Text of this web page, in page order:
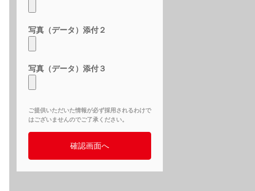
写真（データ）添付２
写真（データ）添付３
ご提供いただいた情報が必ず採用されるわけで
はございませんのでご了承ください。